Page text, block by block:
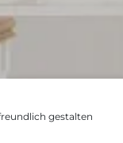
gestalten